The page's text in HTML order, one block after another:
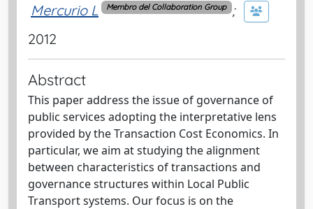
Mercurio L Membro del Collaboration Group ;
2012
Abstract
This paper address the issue of governance of
public services adopting the interpretative lens
provided by the Transaction Cost Economics. In
particular, we aim at studying the alignment
between characteristics of transactions and
governance structures within Local Public
Transport systems. Our focus is on the